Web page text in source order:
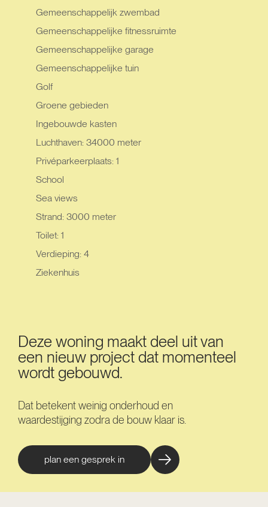
Gemeenschappelijk zwembad
Gemeenschappelijke fitnessruimte
Gemeenschappelijke garage
Gemeenschappelijke tuin
Golf
Groene gebieden
Ingebouwde kasten
Luchthaven: 34000 meter
Privéparkeerplaats: 1
School
Sea views
Strand: 3000 meter
Toilet: 1
Verdieping: 4
Ziekenhuis
Deze woning maakt deel uit van
een nieuw project dat momenteel
wordt gebouwd.
Dat betekent weinig onderhoud en
waardestijging zodra de bouw klaar is.
plan een gesprek in